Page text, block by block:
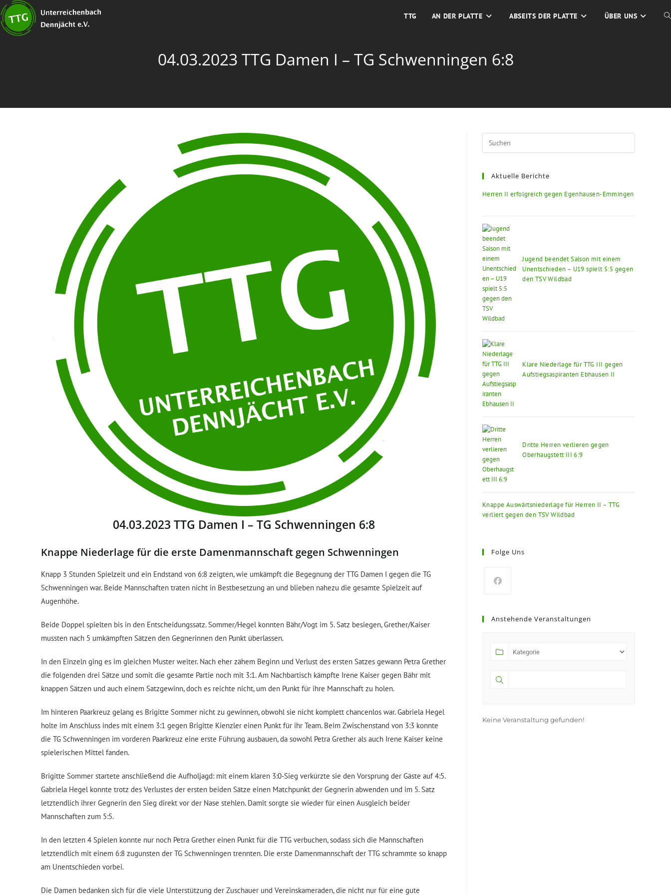
TTG AN DER PLATTE ABSEITS DER PLATTE ÜBER UNS
04.03.2023 TTG Damen I – TG Schwenningen 6:8
04.03.2023 TTG Damen I – TG Schwenningen 6:8
Knappe Niederlage für die erste Damenmannschaft gegen Schwenningen
Knapp 3 Stunden Spielzeit und ein Endstand von 6:8 zeigten, wie umkämpft die Begegnung der TTG Damen I gegen die TG
Schwenningen war. Beide Mannschaften traten nicht in Bestbesetzung an und blieben nahezu die gesamte Spielzeit auf
Augenhöhe.
Beide Doppel spielten bis in den Entscheidungssatz. Sommer/Hegel konnten Bähr/Vogt im 5. Satz besiegen, Grether/Kaiser
mussten nach 5 umkämpften Sätzen den Gegnerinnen den Punkt überlassen.
In den Einzeln ging es im gleichen Muster weiter. Nach eher zähem Beginn und Verlust des ersten Satzes gewann Petra Grether
die folgenden drei Sätze und somit die gesamte Partie noch mit 3:1. Am Nachbartisch kämpfte Irene Kaiser gegen Bähr mit
knappen Sätzen und auch einem Satzgewinn, doch es reichte nicht, um den Punkt für ihre Mannschaft zu holen.
Im hinteren Paarkreuz gelang es Brigitte Sommer nicht zu gewinnen, obwohl sie nicht komplett chancenlos war. Gabriela Hegel
holte im Anschluss indes mit einem 3:1 gegen Brigitte Kienzler einen Punkt für ihr Team. Beim Zwischenstand von 3:3 konnte
die TG Schwenningen im vorderen Paarkreuz eine erste Führung ausbauen, da sowohl Petra Grether als auch Irene Kaiser keine
spielerischen Mittel fanden.
Brigitte Sommer startete anschließend die Aufholjagd: mit einem klaren 3:0-Sieg verkürzte sie den Vorsprung der Gäste auf 4:5.
Gabriela Hegel konnte trotz des Verlustes der ersten beiden Sätze einen Matchpunkt der Gegnerin abwenden und im 5. Satz
letztendlich ihrer Gegnerin den Sieg direkt vor der Nase stehlen. Damit sorgte sie wieder für einen Ausgleich beider
Mannschaften zum 5:5.
In den letzten 4 Spielen konnte nur noch Petra Grether einen Punkt für die TTG verbuchen, sodass sich die Mannschaften
letztendlich mit einem 6:8 zugunsten der TG Schwenningen trennten. Die erste Damenmannschaft der TTG schrammte so knapp
am Unentschieden vorbei.
Die Damen bedanken sich für die viele Unterstützung der Zuschauer und Vereinskameraden, die nicht nur für eine gute
Aktuelle Berichte
Herren II erfolgreich gegen Egenhausen-Emmingen
Jugend beendet Saison mit einem
Unentschieden – U19 spielt 5:5 gegen
den TSV Wildbad
Klare Niederlage für TTG III gegen
Aufstiegsaspiranten Ebhausen II
Dritte Herren verlieren gegen
Oberhaugstett III 6:9
Knappe Auswärtsniederlage für Herren II – TTG
verliert gegen den TSV Wildbad
Folge Uns
Anstehende Veranstaltungen
Keine Veranstaltung gefunden!